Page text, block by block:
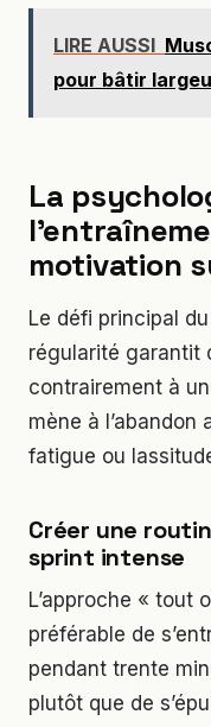
LIRE AUSSI
pour bâtir
La
motivation
Le défi principal
régularité garantit
contrairement à
mène à l’abandon
fatigue ou
Créer une
sprint intense
L’approche « tout
préférable de
pendant trente
plutôt que de